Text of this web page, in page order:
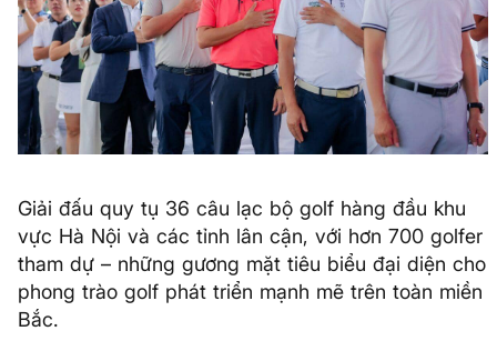
Giải đấu quy tụ 36 câu lạc bộ golf hàng đầu khu
vực Hà Nội và các tỉnh lân cận, với hơn 700 golfer
tham dự – những gương mặt tiêu biểu đại diện cho
phong trào golf phát triển mạnh mẽ trên toàn miền
Bắc.